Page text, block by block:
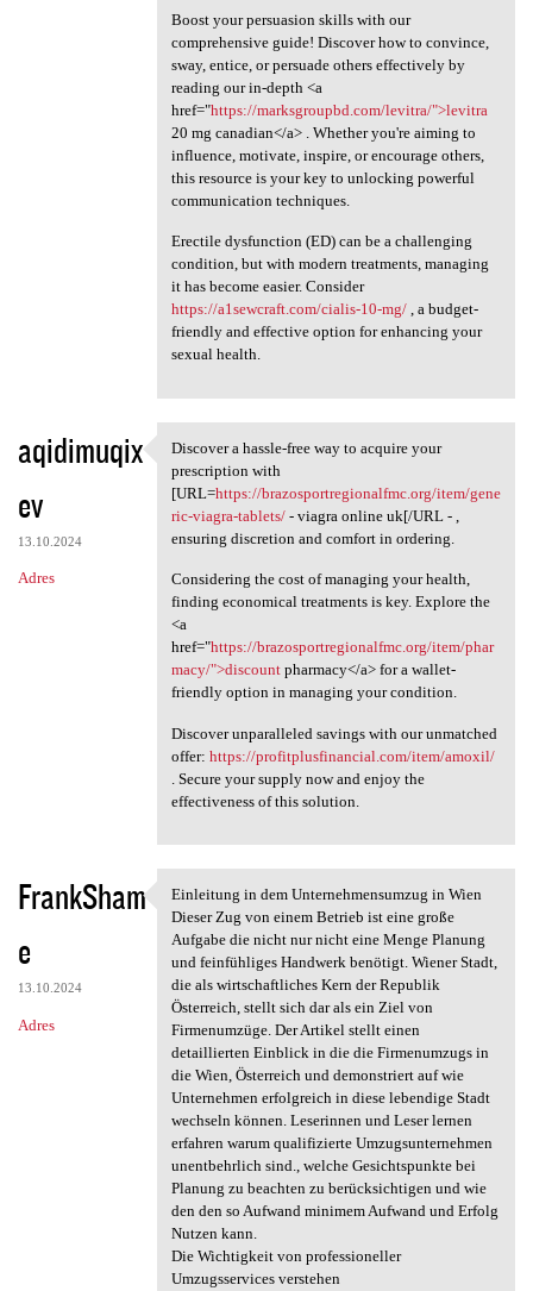
Boost your persuasion skills with our
comprehensive guide! Discover how to convince,
sway, entice, or persuade others effectively by
reading our in-depth <a
href="https://marksgroupbd.com/levitra/">levitra
20 mg canadian</a> . Whether you're aiming to
influence, motivate, inspire, or encourage others,
this resource is your key to unlocking powerful
communication techniques.
Erectile dysfunction (ED) can be a challenging
condition, but with modern treatments, managing
it has become easier. Consider
https://a1sewcraft.com/cialis-10-mg/, a budget-
friendly and effective option for enhancing your
sexual health.
aqidimuqix
ev
13.10.2024
Adres
Discover a hassle-free way to
Discover a hassle-free way to acquire your
prescription with
[URL=https://brazosportregionalfmc.org/item/gene
ric-viagra-tablets/- viagra online uk[/URL - ,
ensuring discretion and comfort in ordering.
Considering the cost of managing your health,
finding economical treatments is key. Explore the
<a
href="https://brazosportregionalfmc.org/item/phar
macy/">discountpharmacy</a> for a wallet-
friendly option in managing your condition.
Discover unparalleled savings with our unmatched
offer: https://profitplusfinancial.com/item/amoxil/
. Secure your supply now and enjoy the
effectiveness of this solution.
FrankSham
e
13.10.2024
Adres
Einleitung in dem
Einleitung in dem Unternehmensumzug in Wien
Dieser Zug von einem Betrieb ist eine große
Aufgabe die nicht nur nicht eine Menge Planung
und feinfühliges Handwerk benötigt. Wiener Stadt,
die als wirtschaftliches Kern der Republik
Österreich, stellt sich dar als ein Ziel von
Firmenumzüge. Der Artikel stellt einen
detaillierten Einblick in die die Firmenumzugs in
die Wien, Österreich und demonstriert auf wie
Unternehmen erfolgreich in diese lebendige Stadt
wechseln können. Leserinnen und Leser lernen
erfahren warum qualifizierte Umzugsunternehmen
unentbehrlich sind., welche Gesichtspunkte bei
Planung zu beachten zu berücksichtigen und wie
den den so Aufwand minimem Aufwand und Erfolg
Nutzen kann.
Die Wichtigkeit von professioneller
Umzugsservices verstehen